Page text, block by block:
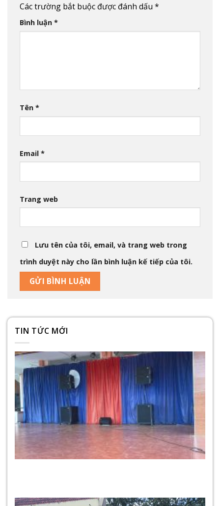
Các trường bắt buộc được đánh dấu *
Bình luận *
Tên *
Email *
Trang web
Lưu tên của tôi, email, và trang web trong
trình duyệt này cho lần bình luận kế tiếp của tôi.
TIN TỨC MỚI